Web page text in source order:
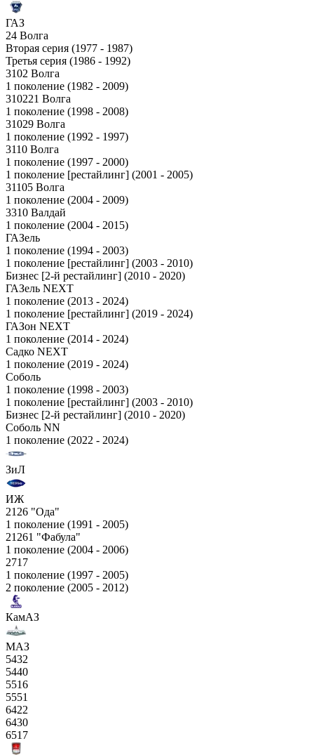
ГАЗ
24 Волга
Вторая серия (1977 - 1987)
Третья серия (1986 - 1992)
3102 Волга
1 поколение (1982 - 2009)
310221 Волга
1 поколение (1998 - 2008)
31029 Волга
1 поколение (1992 - 1997)
3110 Волга
1 поколение (1997 - 2000)
1 поколение [рестайлинг] (2001 - 2005)
31105 Волга
1 поколение (2004 - 2009)
3310 Валдай
1 поколение (2004 - 2015)
ГАЗель
1 поколение (1994 - 2003)
1 поколение [рестайлинг] (2003 - 2010)
Бизнес [2-й рестайлинг] (2010 - 2020)
ГАЗель NEXT
1 поколение (2013 - 2024)
1 поколение [рестайлинг] (2019 - 2024)
ГАЗон NEXT
1 поколение (2014 - 2024)
Садко NEXT
1 поколение (2019 - 2024)
Соболь
1 поколение (1998 - 2003)
1 поколение [рестайлинг] (2003 - 2010)
Бизнес [2-й рестайлинг] (2010 - 2020)
Соболь NN
1 поколение (2022 - 2024)
ЗиЛ
ИЖ
2126 "Ода"
1 поколение (1991 - 2005)
21261 "Фабула"
1 поколение (2004 - 2006)
2717
1 поколение (1997 - 2005)
2 поколение (2005 - 2012)
КамАЗ
МАЗ
5432
5440
5516
5551
6422
6430
6517